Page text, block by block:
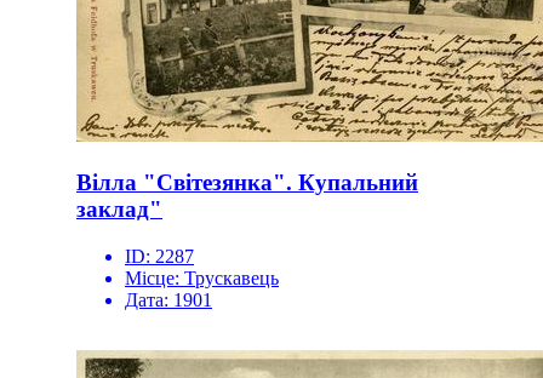
Вілла "Світезянка". Купальний
заклад"
ID: 2287
Місце: Трускавець
Дата: 1901